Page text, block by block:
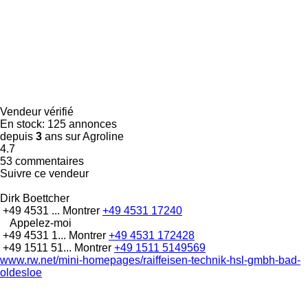
Vendeur vérifié
En stock: 125 annonces
depuis 3 ans sur Agroline
4.7
53 commentaires
Suivre ce vendeur
Dirk Boettcher
+49 4531 ... Montrer +49 4531 17240
Appelez-moi
+49 4531 1... Montrer +49 4531 172428
+49 1511 51... Montrer +49 1511 5149569
www.rw.net/mini-homepages/raiffeisen-technik-hsl-gmbh-bad-
oldesloe